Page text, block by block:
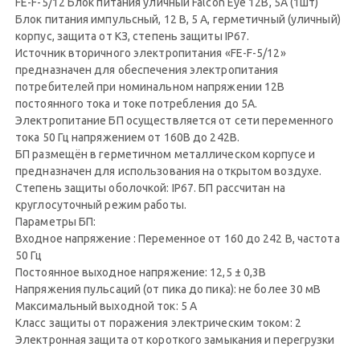
Блок питания импульсный, 12 В, 5 А, герметичный (уличный)
корпус, защита от КЗ, степень защиты IP67.
Источник вторичного электропитания «FE-F-5/12»
предназначен для обеспечения электропитания
потребителей при номинальном напряжении 12В
постоянного тока и токе потребления до 5А.
Электропитание БП осуществляется от сети переменного
тока 50 Гц напряжением от 160В до 242В.
БП размещён в герметичном металлическом корпусе и
предназначен для использования на открытом воздухе.
Степень защиты оболочкой: IP67. БП рассчитан на
круглосуточный режим работы.
Параметры БП:
Входное напряжение : Переменное от 160 до 242 В, частота
50 Гц
Постоянное выходное напряжение: 12,5 ± 0,3В
Напряжения пульсаций (от пика до пика): не более 30 мВ
Максимальный выходной ток: 5 А
Класс защиты от поражения электрическим током: 2
Электронная защита от короткого замыкания и перегрузки